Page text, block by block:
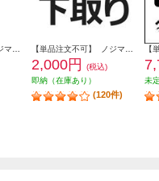
2,000円
(税込)
即納（在庫あり）
(120件)
未